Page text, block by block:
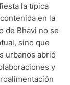
la típica
en la
de Bhavi no se
sino que
urbanos abrió
y